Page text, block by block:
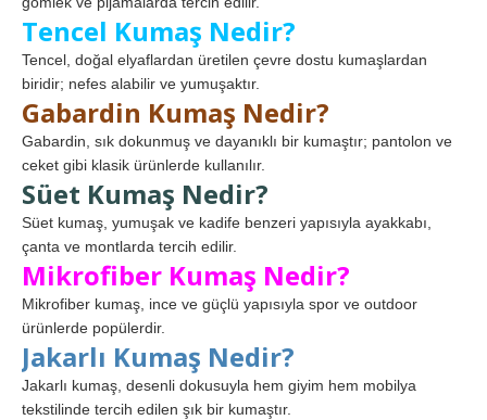
Tencel Kumaş Nedir?
Tencel, doğal elyaflardan üretilen çevre dostu kumaşlardan
biridir; nefes alabilir ve yumuşaktır.
Gabardin Kumaş Nedir?
Gabardin, sık dokunmuş ve dayanıklı bir kumaştır; pantolon ve
ceket gibi klasik ürünlerde kullanılır.
Süet Kumaş Nedir?
Süet kumaş, yumuşak ve kadife benzeri yapısıyla ayakkabı,
çanta ve montlarda tercih edilir.
Mikrofiber Kumaş Nedir?
Mikrofiber kumaş, ince ve güçlü yapısıyla spor ve outdoor
ürünlerde popülerdir.
Jakarlı Kumaş Nedir?
Jakarlı kumaş, desenli dokusuyla hem giyim hem mobilya
tekstilinde tercih edilen şık bir kumaştır.